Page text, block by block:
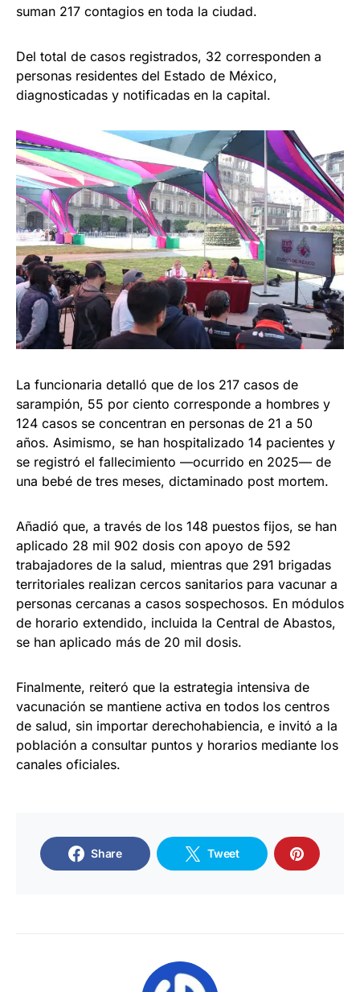
suman 217 contagios en toda la ciudad.
Del total de casos registrados, 32 corresponden a
personas residentes del Estado de México,
diagnosticadas y notificadas en la capital.
La funcionaria detalló que de los 217 casos de
sarampión, 55 por ciento corresponde a hombres y
124 casos se concentran en personas de 21 a 50
años. Asimismo, se han hospitalizado 14 pacientes y
se registró el fallecimiento —ocurrido en 2025— de
una bebé de tres meses, dictaminado post mortem.
Añadió que, a través de los 148 puestos fijos, se han
aplicado 28 mil 902 dosis con apoyo de 592
trabajadores de la salud, mientras que 291 brigadas
territoriales realizan cercos sanitarios para vacunar a
personas cercanas a casos sospechosos. En módulos
de horario extendido, incluida la Central de Abastos,
se han aplicado más de 20 mil dosis.
Finalmente, reiteró que la estrategia intensiva de
vacunación se mantiene activa en todos los centros
de salud, sin importar derechohabiencia, e invitó a la
población a consultar puntos y horarios mediante los
canales oficiales.
Share Tweet